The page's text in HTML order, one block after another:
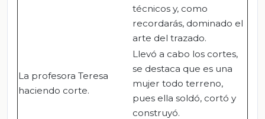
técnicos y, como
recordarás, dominado el
arte del trazado.
La profesora Teresa
haciendo corte.
Llevó a cabo los cortes,
se destaca que es una
mujer todo terreno,
pues ella soldó, cortó y
construyó.